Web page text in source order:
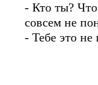
- Кто ты?
совсем не
- Тебе это не